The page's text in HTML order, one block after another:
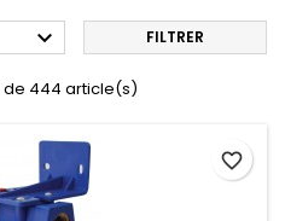
 FILTRER
de 444 article(s)
favorite_border